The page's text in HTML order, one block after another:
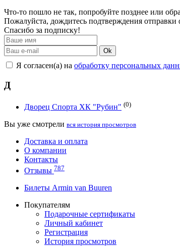
Что-то пошло не так, попробуйте позднее или
Пожалуйста, дождитесь подтверждения
Спасибо за подписку!
Ok
Я согласен(а) на обработку персональных
Д
Дворец Спорта ХК "Рубин" (0)
Вы уже смотрели вся история просмотров
Доставка и оплата
О компании
Контакты
Отзывы 787
Билеты Armin van Buuren
Покупателям
Подарочные сертификаты
Личный кабинет
Регистрация
История просмотров